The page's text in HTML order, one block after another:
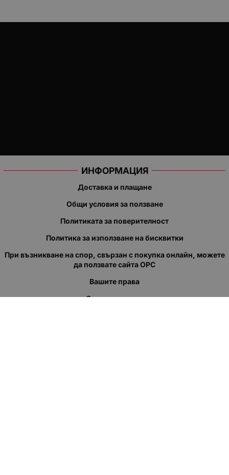
ИНФОРМАЦИЯ
Доставка и плащане
Общи условия за ползване
Политиката за поверителност
Политика за използване на бисквитки
При възникване на спор, свързан с покупка онлайн, можете
да ползвате сайта ОРС
Вашите права
Отказ от сделка